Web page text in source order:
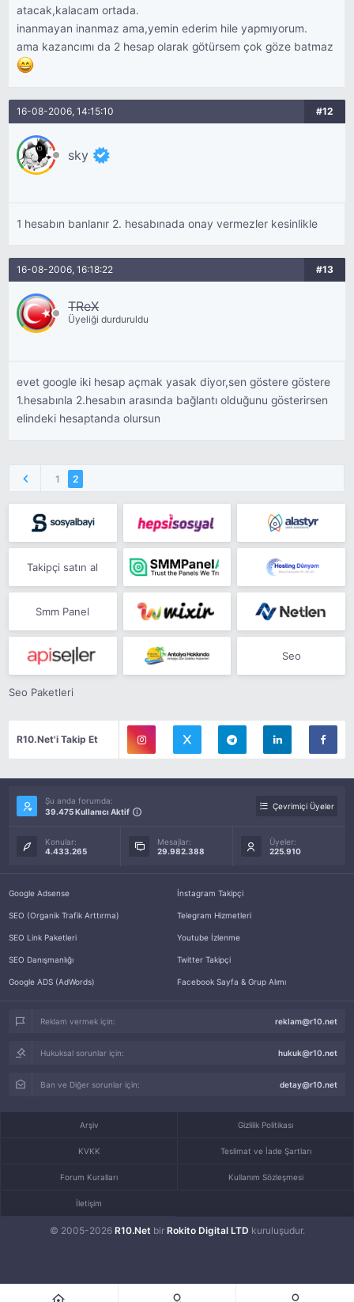
atacak,kalacam ortada.
inanmayan inanmaz ama,yemin ederim hile yapmıyorum.
ama kazancımı da 2 hesap olarak götürsem çok göze batmaz
16-08-2006, 14:15:10 #12
sky
1 hesabın banlanır 2. hesabınada onay vermezler kesinlikle
16-08-2006, 16:18:22 #13
TReX
Üyeliği durduruldu
evet google iki hesap açmak yasak diyor,sen göstere göstere
1.hesabınla 2.hesabın arasında bağlantı olduğunu gösterirsen
elindeki hesaptanda olursun
1 2
Takipçi satın al
Smm Panel
Seo
Seo Paketleri
R10.Net'i Takip Et
Şu anda forumda:
39.475 Kullanıcı Aktif
Çevrimiçi Üyeler
Konular:
4.433.265
Mesajlar:
29.982.388
Üyeler:
225.910
Google Adsense
SEO (Organik Trafik Arttırma)
SEO Link Paketleri
SEO Danışmanlığı
Google ADS (AdWords)
İnstagram Takipçi
Telegram Hizmetleri
Youtube İzlenme
Twitter Takipçi
Facebook Sayfa & Grup Alımı
Reklam vermek için: reklam@r10.net
Hukuksal sorunlar için: hukuk@r10.net
Ban ve Diğer sorunlar için: detay@r10.net
© 2005-2026 R10.Net bir Rokito Digital LTD kuruluşudur.
Arşiv Gizlilik Politikası
KVKK Teslimat ve İade Şartları
Forum Kuralları Kullanım Sözleşmesi
İletişim